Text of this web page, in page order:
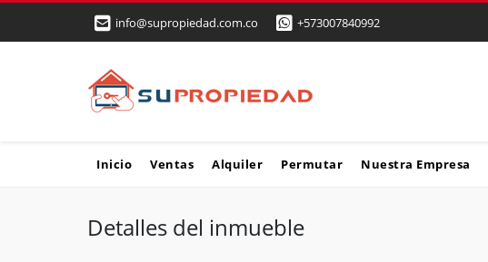
info@supropiedad.com.co +573007840992
Inicio Ventas Alquiler Permutar Nuestra Empresa
Detalles del inmueble